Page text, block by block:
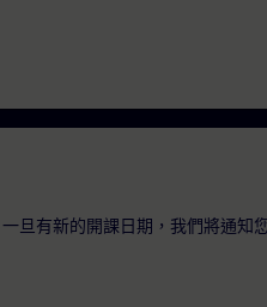
旦有新的開課日期，我們將通知